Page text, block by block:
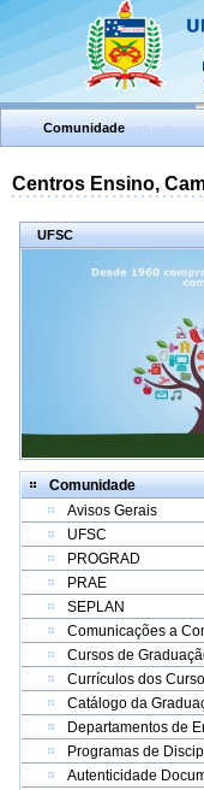
Comunidade
Centros Ensino,
UFSC
Comunidade
Avisos Gerais
UFSC
PROGRAD
PRAE
SEPLAN
Comunicações a
Cursos de
Currículos dos
Catálogo da
Departamentos de
Programas de
Autenticidade